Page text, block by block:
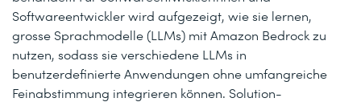
Softwareentwickler wird aufgezeigt, wie sie lernen,
grosse Sprachmodelle (LLMs) mit Amazon Bedrock zu
nutzen, sodass sie verschiedene LLMs in
benutzerdefinierte Anwendungen ohne umfangreiche
Feinabstimmung integrieren können. Solution-